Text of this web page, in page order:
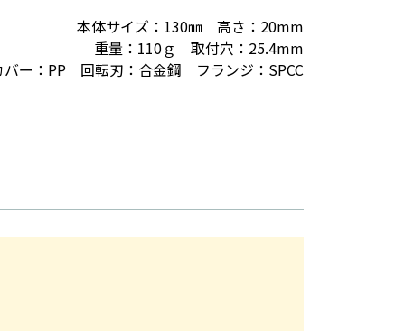
本体サイズ：130㎜ 高さ：20mm
重量：110ｇ 取付穴：25.4mm
ー：PP 回転刃：合金鋼 フランジ：SPCC